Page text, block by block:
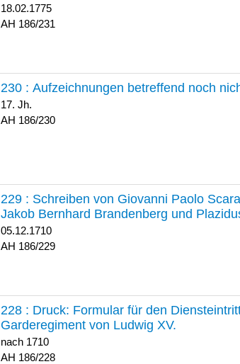
18.02.1775
186/231
230 : Aufzeichnungen betreffend noch
17. Jh.
186/230
229 : Schreiben von Giovanni Paolo
Jakob Bernhard Brandenberg und
05.12.1710
186/229
228 : Druck: Formular für den
Garderegiment von Ludwig XV.
nach 1710
186/228